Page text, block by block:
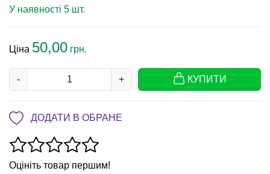
У наявності 5 шт.
Ціна 50,00 грн.
- + КУПИТИ
ДОДАТИ В ОБРАНЕ
Оцініть товар першим!